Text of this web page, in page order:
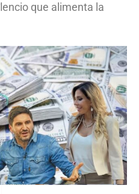
que alimenta la